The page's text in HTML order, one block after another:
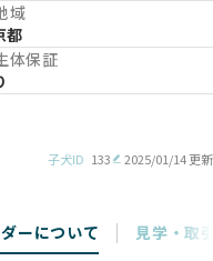
域
都
体保証
子犬ID 133 2025/01/14 更新
ーについて 見学・取